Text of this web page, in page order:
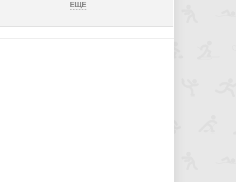
ЕЩЕ